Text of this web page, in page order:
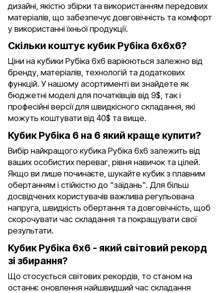
дизайні, якістю збірки та використанням передових
матеріалів, що забезпечує довговічність та комфорт
у використанні їхньої продукції.
Скільки коштує кубик Рубіка 6х6х6?
Ціни на кубики Рубіка 6х6 варіюються залежно від
бренду, матеріалів, технологій та додаткових
функцій. У нашому асортименті ви знайдете як
бюджетні моделі для початківців від 9$, так і
професійні версії для швидкісного складання, які
можуть коштувати від 40$ та вище.
Кубик Рубіка 6 на 6 який краще купити?
Вибір найкращого кубика Рубіка 6х6 залежить від
ваших особистих переваг, рівня навичок та цілей.
Якщо ви лише починаєте, шукайте кубик з плавним
обертанням і стійкістю до "заїдань". Для більш
досвідчених користувачів важлива регульована
напруга, швидкість обертання та довговічність, щоб
скорочувати час складання та покращувати свої
результати.
Кубик Рубіка 6х6 - який світовий рекорд
зі збирання?
Що стосується світових рекордів, то станом на
останнє оновлення найшвидший час складання